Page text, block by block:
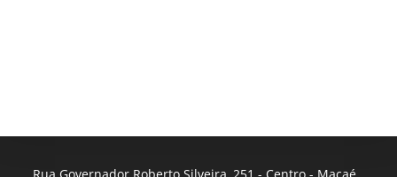
Rua Governador Roberto Silveira, 251 - Centro - Macaé